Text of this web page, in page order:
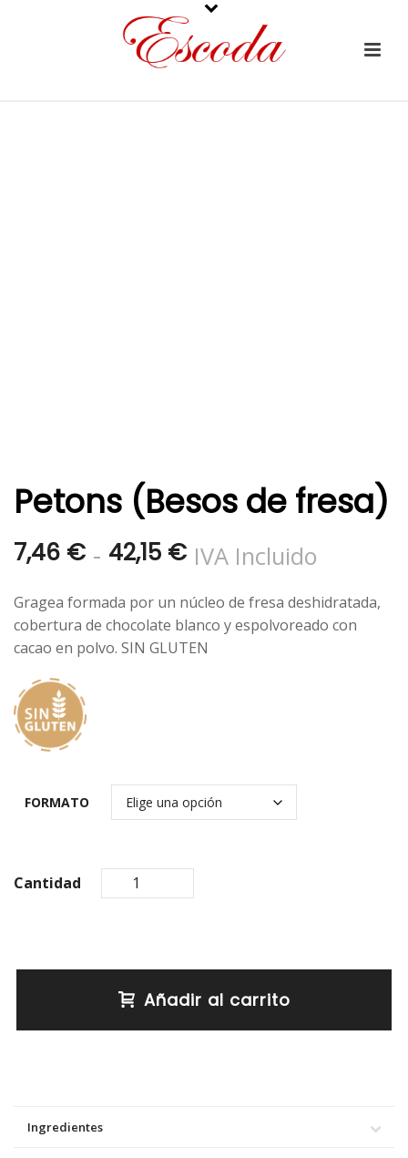
Petons (Besos de fresa)
7,46 € - 42,15 €Rango
de
precios:
desde
42,15 €
IVA Incluido
Gragea formada por un núcleo de fresa deshidratada,
cobertura de chocolate blanco y espolvoreado con
cacao en polvo. SIN GLUTEN
FORMATO
Cantidad
Añadir al carrito
Ingredientes